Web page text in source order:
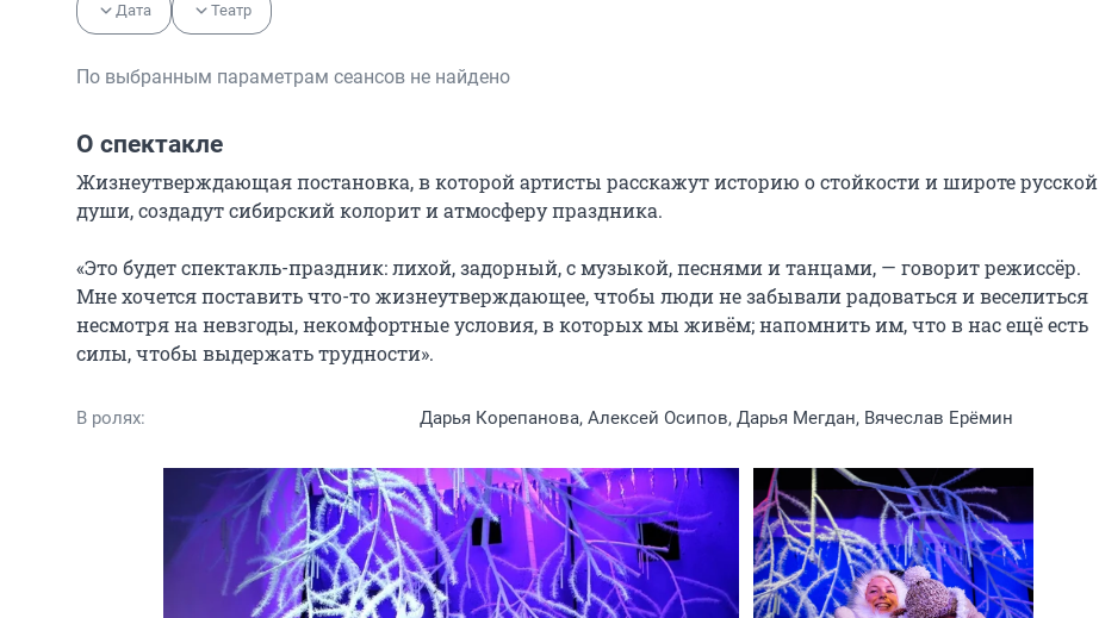
Дата Театр
По выбранным параметрам сеансов не найдено
О спектакле
Жизнеутверждающая постановка, в которой артисты расскажут историю о стойкости и широте русской
души, создадут сибирский колорит и атмосферу праздника.
«Это будет спектакль-праздник: лихой, задорный, с музыкой, песнями и танцами, — говорит режиссёр.
Мне хочется поставить что-то жизнеутверждающее, чтобы люди не забывали радоваться и веселиться
несмотря на невзгоды, некомфортные условия, в которых мы живём; напомнить им, что в нас ещё есть
силы, чтобы выдержать трудности».
В ролях: Дарья Корепанова, Алексей Осипов, Дарья Мегдан, Вячеслав Ерёмин